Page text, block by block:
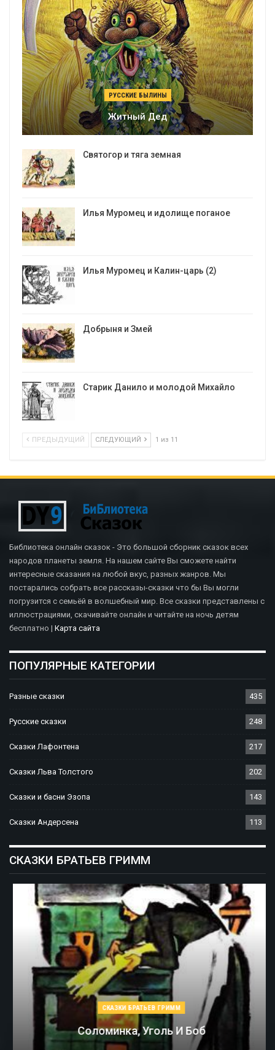
РУССКИЕ БЫЛИНЫ
Житный Дед
Святогор и тяга земная
Илья Муромец и идолище поганое
Илья Муромец и Калин-царь (2)
Добрыня и Змей
Старик Данило и молодой Михайло
ПРЕДЫДУЩИЙ СЛЕДУЮЩИЙ 1 из 11
Библиотека онлайн сказок - Это большой сборник сказок всех
народов планеты земля. На нашем сайте Вы сможете найти
интересные сказания на любой вкус, разных жанров. Мы
постарались собрать все рассказы-сказки что бы Вы могли
погрузится с семьёй в волшебный мир. Все сказки представлены с
иллюстрациями, скачивайте онлайн и читайте на ночь детям
бесплатно | Карта сайта
ПОПУЛЯРНЫЕ КАТЕГОРИИ
Разные сказки 435
Русские сказки 248
Сказки Лафонтена 217
Сказки Льва Толстого 202
Сказки и басни Эзопа 143
Сказки Андерсена 113
СКАЗКИ БРАТЬЕВ ГРИММ
СКАЗКИ БРАТЬЕВ ГРИММ
Соломинка, Уголь И Боб